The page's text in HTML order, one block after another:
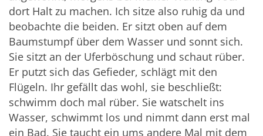
dort Halt zu machen. Ich sitze also ruhig da und
beobachte die beiden. Er sitzt oben auf dem
Baumstumpf über dem Wasser und sonnt sich.
Sie sitzt an der Uferböschung und schaut rüber.
Er putzt sich das Gefieder, schlägt mit den
Flügeln. Ihr gefällt das wohl, sie beschließt:
schwimm doch mal rüber. Sie watschelt ins
Wasser, schwimmt los und nimmt dann erst mal
ein Bad. Sie taucht ein ums andere Mal mit dem